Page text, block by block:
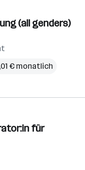
(all genders)
€ monatlich
für